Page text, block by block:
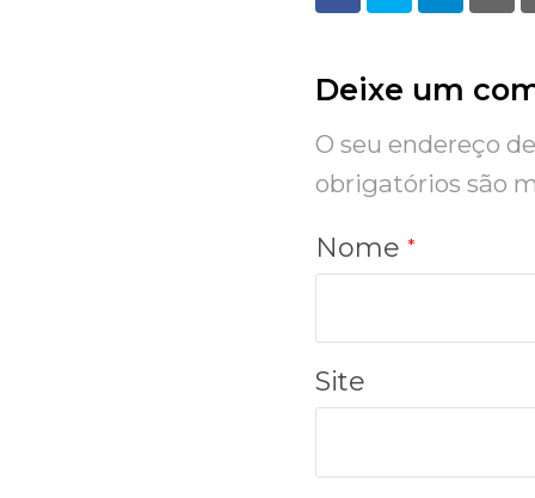
Deixe um
O seu endereço
obrigatórios são
Nome *
Site